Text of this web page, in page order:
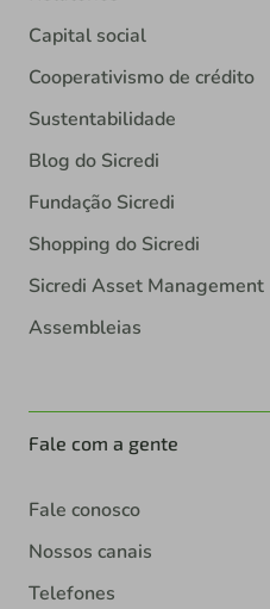
Capital social
Cooperativismo de crédito
Sustentabilidade
Blog do Sicredi
Fundação Sicredi
Shopping do Sicredi
Sicredi Asset Management
Assembleias
Fale com a gente
Fale conosco
Nossos canais
Telefones